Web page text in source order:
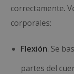
correctamente.
corporales:
Flexión. Se
partes del